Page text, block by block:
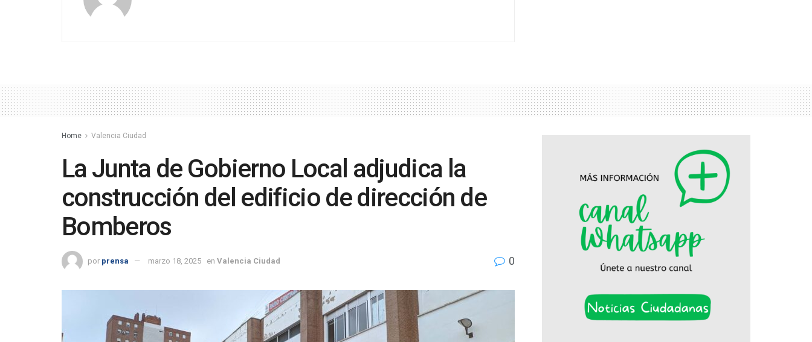
Home Valencia Ciudad
La Junta de Gobierno Local adjudica la
construcción del edificio de dirección de
Bomberos
por prensa marzo 18, 2025 en Valencia Ciudad 0